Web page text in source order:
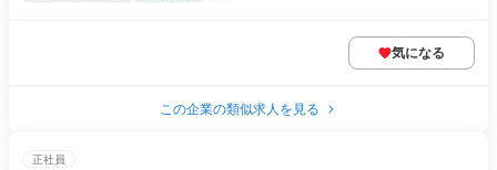
気になる
この企業の類似求人を見る
正社員